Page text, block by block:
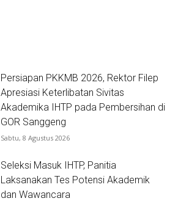
Persiapan PKKMB 2026, Rektor Filep
Apresiasi Keterlibatan Sivitas
Akademika IHTP pada Pembersihan di
GOR Sanggeng
Sabtu, 8 Agustus 2026
Seleksi Masuk IHTP, Panitia
Laksanakan Tes Potensi Akademik
dan Wawancara